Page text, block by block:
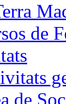
de
de